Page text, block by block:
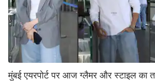
मुंबई एयरपोर्ट पर आज ग्लैमर और स्टाइल का